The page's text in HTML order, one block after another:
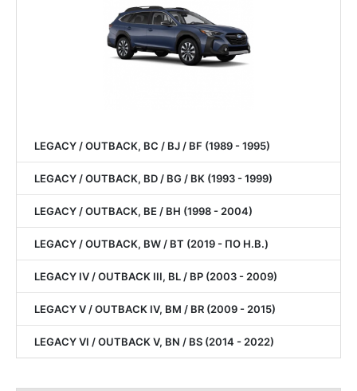
LEGACY / OUTBACK, BC / BJ / BF (1989 - 1995)
LEGACY / OUTBACK, BD / BG / BK (1993 - 1999)
LEGACY / OUTBACK, BE / BH (1998 - 2004)
LEGACY / OUTBACK, BW / BT (2019 - ПО Н.В.)
LEGACY IV / OUTBACK III, BL / BP (2003 - 2009)
LEGACY V / OUTBACK IV, BM / BR (2009 - 2015)
LEGACY VI / OUTBACK V, BN / BS (2014 - 2022)